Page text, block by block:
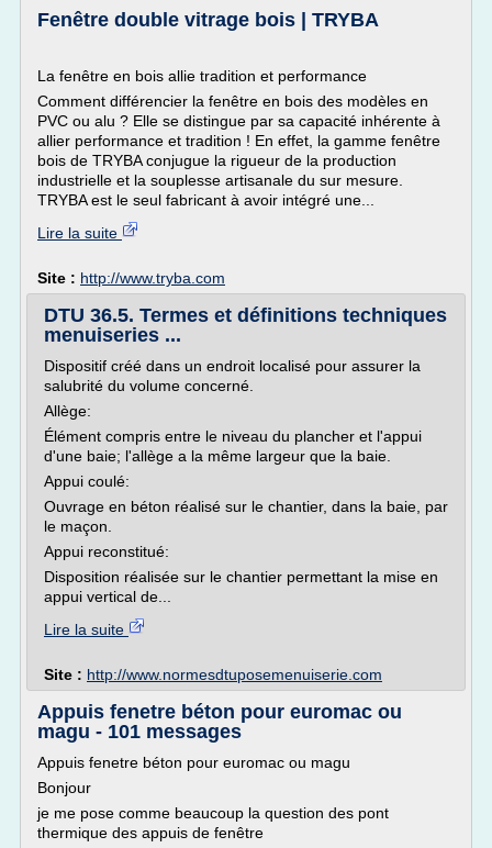
Fenêtre double vitrage bois | TRYBA
La fenêtre en bois allie tradition et performance
Comment différencier la fenêtre en bois des modèles en
PVC ou alu ? Elle se distingue par sa capacité inhérente à
allier performance et tradition ! En effet, la gamme fenêtre
bois de TRYBA conjugue la rigueur de la production
industrielle et la souplesse artisanale du sur mesure.
TRYBA est le seul fabricant à avoir intégré une...
Lire la suite
Site : http://www.tryba.com
DTU 36.5. Termes et définitions techniques
menuiseries ...
Dispositif créé dans un endroit localisé pour assurer la
salubrité du volume concerné.
Allège:
Élément compris entre le niveau du plancher et l'appui
d'une baie; l'allège a la même largeur que la baie.
Appui coulé:
Ouvrage en béton réalisé sur le chantier, dans la baie, par
le maçon.
Appui reconstitué:
Disposition réalisée sur le chantier permettant la mise en
appui vertical de...
Lire la suite
Site : http://www.normesdtuposemenuiserie.com
Appuis fenetre béton pour euromac ou
magu - 101 messages
Appuis fenetre béton pour euromac ou magu
Bonjour
je me pose comme beaucoup la question des pont
thermique des appuis de fenêtre